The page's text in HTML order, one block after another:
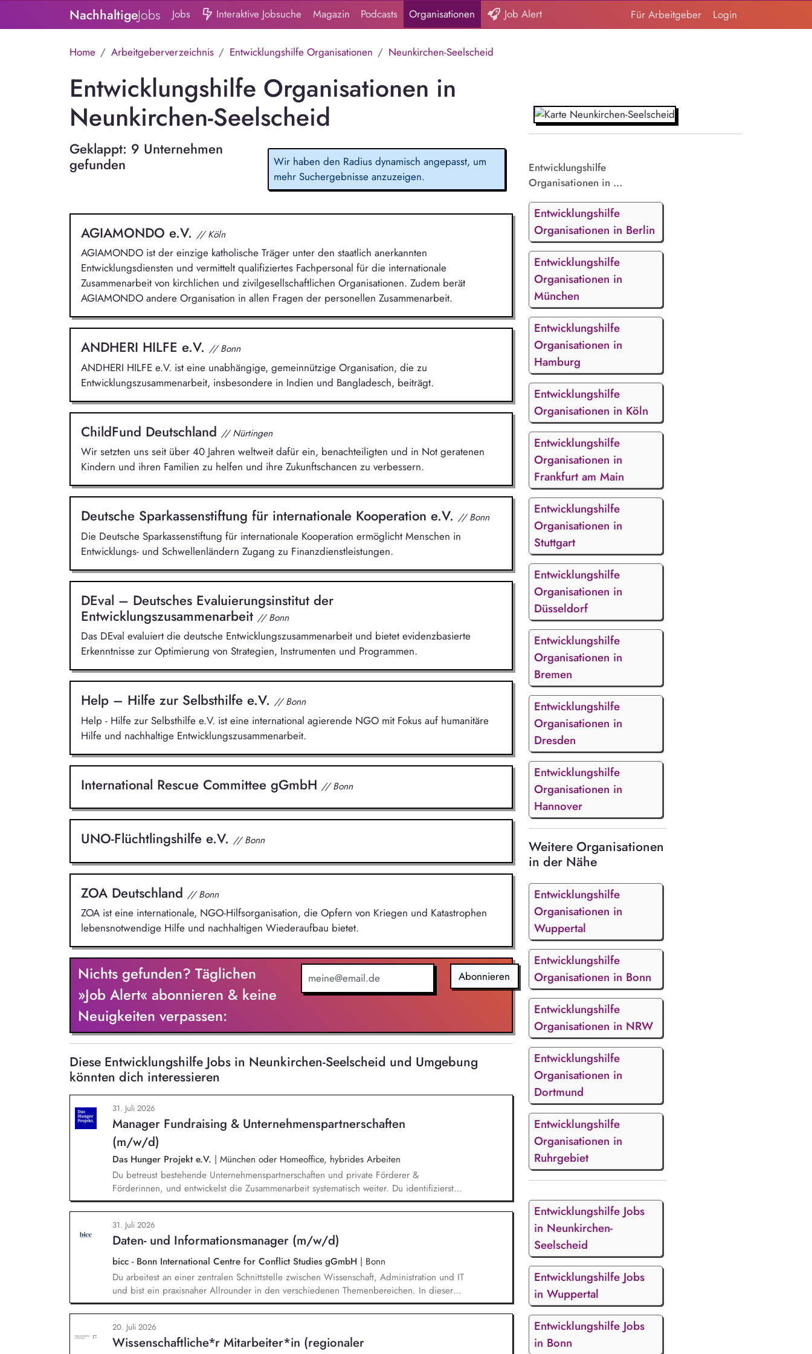
NachhaltigeJobs Jobs Interaktive Jobsuche Magazin Podcasts Organisationen Job Alert Für Arbeitgeber Login
Home Arbeitgeberverzeichnis Entwicklungshilfe Organisationen Neunkirchen-Seelscheid
Entwicklungshilfe Organisationen in
Neunkirchen-Seelscheid
Geklappt: 9 Unternehmen
gefunden
Wir haben den Radius dynamisch angepasst, um
mehr Suchergebnisse anzuzeigen.
AGIAMONDO e.V. // Köln
AGIAMONDO ist der einzige katholische Träger unter den staatlich anerkannten
Entwicklungsdiensten und vermittelt qualifiziertes Fachpersonal für die internationale
Zusammenarbeit von kirchlichen und zivilgesellschaftlichen Organisationen. Zudem berät
AGIAMONDO andere Organisation in allen Fragen der personellen Zusammenarbeit.
ANDHERI HILFE e.V. // Bonn
ANDHERI HILFE e.V. ist eine unabhängige, gemeinnützige Organisation, die zu
Entwicklungszusammenarbeit, insbesondere in Indien und Bangladesch, beiträgt.
ChildFund Deutschland // Nürtingen
Wir setzten uns seit über 40 Jahren weltweit dafür ein, benachteiligten und in Not geratenen
Kindern und ihren Familien zu helfen und ihre Zukunftschancen zu verbessern.
Deutsche Sparkassenstiftung für internationale Kooperation e.V. // Bonn
Die Deutsche Sparkassenstiftung für internationale Kooperation ermöglicht Menschen in
Entwicklungs- und Schwellenländern Zugang zu Finanzdienstleistungen.
DEval – Deutsches Evaluierungsinstitut der
Entwicklungszusammenarbeit // Bonn
Das DEval evaluiert die deutsche Entwicklungszusammenarbeit und bietet evidenzbasierte
Erkenntnisse zur Optimierung von Strategien, Instrumenten und Programmen.
Help – Hilfe zur Selbsthilfe e.V. // Bonn
Help - Hilfe zur Selbsthilfe e.V. ist eine international agierende NGO mit Fokus auf humanitäre
Hilfe und nachhaltige Entwicklungszusammenarbeit.
International Rescue Committee gGmbH // Bonn
UNO-Flüchtlingshilfe e.V. // Bonn
ZOA Deutschland // Bonn
ZOA ist eine internationale, NGO-Hilfsorganisation, die Opfern von Kriegen und Katastrophen
lebensnotwendige Hilfe und nachhaltigen Wiederaufbau bietet.
Nichts gefunden? Täglichen
»Job Alert« abonnieren & keine
Neuigkeiten verpassen:
Abonnieren
Diese Entwicklungshilfe Jobs in Neunkirchen-Seelscheid und Umgebung
könnten dich interessieren
31. Juli 2026
Manager Fundraising & Unternehmenspartnerschaften
(m/w/d)
Das Hunger Projekt e.V. | München oder Homeoffice, hybrides Arbeiten
Du betreust bestehende Unternehmenspartnerschaften und private Förderer &
Förderinnen, und entwickelst die Zusammenarbeit systematisch weiter. Du identifizierst
neue Unternehmen und Förderer & Förderinnen und sprichst sie aktiv an. Du planst und
setzt Fundraising-Maßnahmen eigenständig um und verfolgst deren Ergebnisse. Du
arbeitest eng mit der Landesdirektion, dem Marketing und unseren Programmkollegen
zusammen.
31. Juli 2026
Daten- und Informationsmanager (m/w/d)
bicc - Bonn International Centre for Conflict Studies gGmbH | Bonn
Du arbeitest an einer zentralen Schnittstelle zwischen Wissenschaft, Administration und IT
und bist ein praxisnaher Allrounder in den verschiedenen Themenbereichen. In dieser
Rolle betreust Du unsere Bibliothek, entwickelst unser Forschungsinformationssystem (FIS)
und das institutionelle Forschungsdatenmanagement (FDM) weiter. Du sicherst die Qualität
und Nachvollziehbarkeit von Forschungsinformationen und unterstützt durch Analysen,
Kennzahlen und Berichte die strategische Steuerung des Instituts.
20. Juli 2026
Wissenschaftliche*r Mitarbeiter*in (regionaler
Entwicklungshilfe
Organisationen in ...
Entwicklungshilfe
Organisationen in Berlin
Entwicklungshilfe
Organisationen in
München
Entwicklungshilfe
Organisationen in
Hamburg
Entwicklungshilfe
Organisationen in Köln
Entwicklungshilfe
Organisationen in
Frankfurt am Main
Entwicklungshilfe
Organisationen in
Stuttgart
Entwicklungshilfe
Organisationen in
Düsseldorf
Entwicklungshilfe
Organisationen in
Bremen
Entwicklungshilfe
Organisationen in
Dresden
Entwicklungshilfe
Organisationen in
Hannover
Weitere Organisationen
in der Nähe
Entwicklungshilfe
Organisationen in
Wuppertal
Entwicklungshilfe
Organisationen in Bonn
Entwicklungshilfe
Organisationen in NRW
Entwicklungshilfe
Organisationen in
Dortmund
Entwicklungshilfe
Organisationen in
Ruhrgebiet
Entwicklungshilfe Jobs
in Neunkirchen-
Seelscheid
Entwicklungshilfe Jobs
in Wuppertal
Entwicklungshilfe Jobs
in Bonn